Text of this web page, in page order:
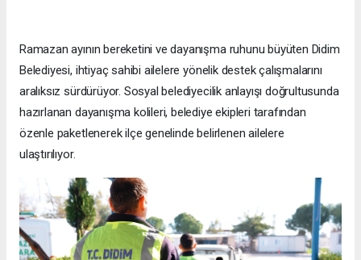
Ramazan ayının bereketini ve dayanışma ruhunu büyüten Didim
Belediyesi, ihtiyaç sahibi ailelere yönelik destek çalışmalarını
aralıksız sürdürüyor. Sosyal belediyecilik anlayışı doğrultusunda
hazırlanan dayanışma kolileri, belediye ekipleri tarafından
özenle paketlenerek ilçe genelinde belirlenen ailelere
ulaştırılıyor.